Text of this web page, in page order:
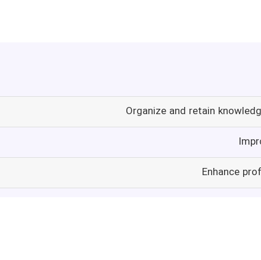
Organize and retain
Enhance